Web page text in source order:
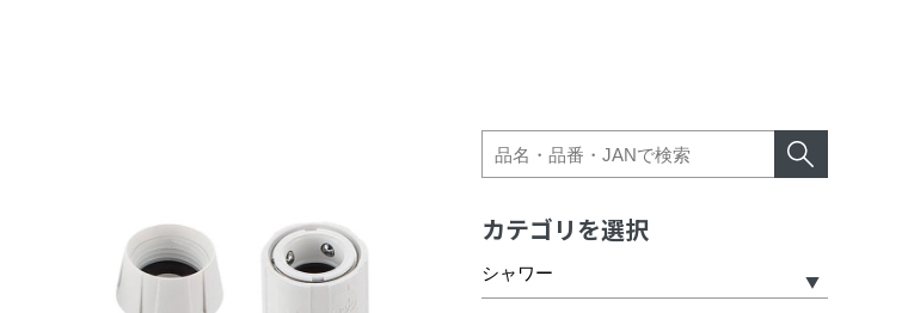
カテゴリを選択